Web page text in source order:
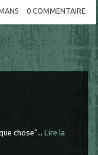
chose"... Lire la
0 COMMENTAIRE